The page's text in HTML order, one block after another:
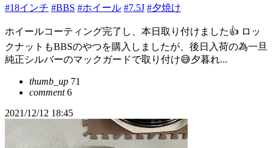
#18インチ #BBS #ホイール #7.5J #夕焼け
ホイールコーティング完了し、本日取り付けました👍 ロッ
クナットもBBSのやつを購入しましたが、後日入荷の為一旦
純正シルバーのマックガードで取り付け😅夕暮れ...
thumb_up 71
comment6
2021/12/12 18:45